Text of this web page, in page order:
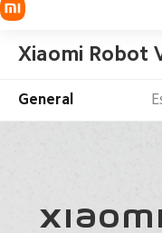
Xiaomi Robot
General
Xiaomi